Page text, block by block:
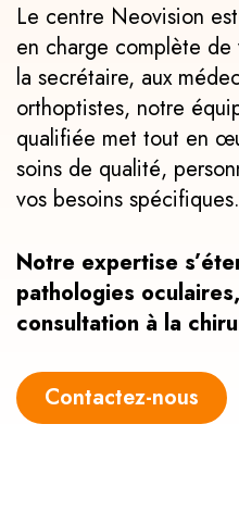
Le centre Neovision
en charge complète
la secrétaire, aux
orthoptistes, notre
qualifiée met tout en
soins de qualité,
vos besoins spécifiques.
Notre expertise
pathologies
consultation à la
Contactez-nous